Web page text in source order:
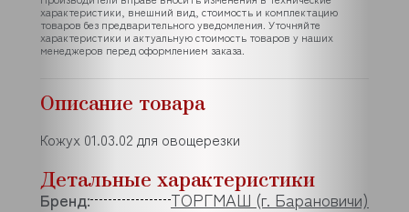
характеристики, внешний вид, стоимость и комплектацию
товаров без предварительного уведомления. Уточняйте
характеристики и актуальную стоимость товаров у наших
менеджеров перед оформлением заказа.
Описание товара
Кожух 01.03.02 для овощерезки
Детальные характеристики
Бренд: ТОРГМАШ (г. Барановичи)